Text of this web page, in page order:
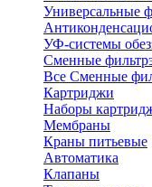
Универсальные
УФ-системы
Сменные
Все Сменные
Картриджи
Наборы
Мембраны
Краны питьевые
Автоматика
Клапаны